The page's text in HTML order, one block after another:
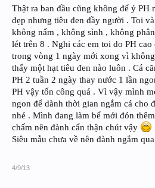
Thật ra ban đầu cũng không để ý PH
đẹp nhưng tiêu đen đầy người . Toi
không nấm , không sình , không
lét trên 8 . Nghi các em toi do PH cao
trong vòng 1 ngày mới xong vì
thấy một hạt tiêu đen nào luôn . Cá
PH 2 tuần 2 ngày thay nước 1 lần
PH vậy tốn công quá . Vì vậy mình
ngon để dành thời gian ngắm cá cho
nhé . Mình đang làm bể mới đón
chấm nên đành cẩn thận chút vậy
Siêu mẫu chưa về nên đành ngắm
4/9/13